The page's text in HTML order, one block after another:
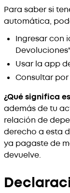
Para saber si
automática,
Ingresar con
Usar la app
Consultar por
¿Qué significa
además de tu
relación de
derecho a esta
ya pagaste de
devuelve.